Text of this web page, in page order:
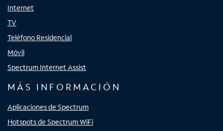
Internet
TV
Teléfono Residencial
Móvil
Spectrum Internet Assist
MÁS INFORMACIÓN
Aplicaciones de Spectrum
Hotspots de Spectrum WiFi